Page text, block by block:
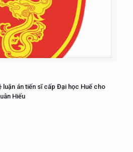
án tiến sĩ cấp Đại học Huế cho
Hiếu